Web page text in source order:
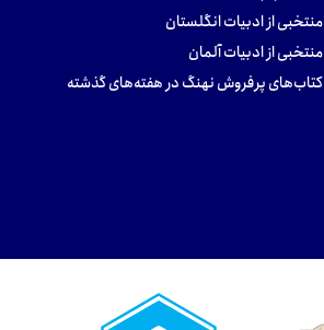
منتخبی از ادبیات انگلستان
منتخبی از ادبیات آلمان
کتاب‌های پرفروش نهنگ در هفته‌های گذشته